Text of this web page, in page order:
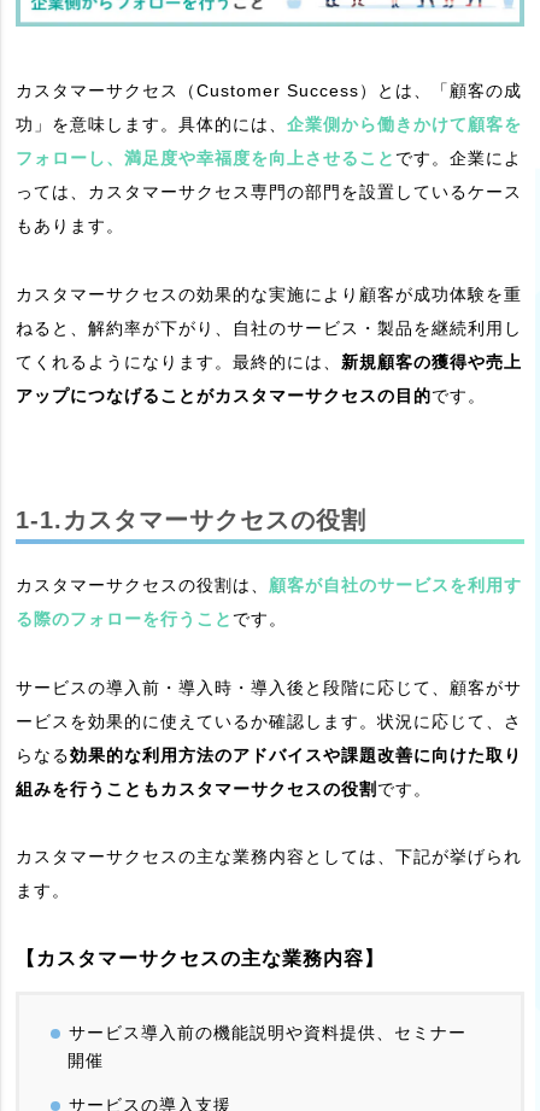
カスタマーサクセス（Customer Success）とは、「顧客の成
功」を意味します。具体的には、企業側から働きかけて顧客を
フォローし、満足度や幸福度を向上させること です。企業によ
っては、カスタマーサクセス専門の部門を設置しているケース
もあります。
カスタマーサクセスの効果的な実施により顧客が成功体験を重
ねると、解約率が下がり、自社のサービス・製品を継続利用し
てくれるようになります。最終的には、 新規顧客の獲得や売上
アップにつなげることがカスタマーサクセスの目的です。
1-1.カスタマーサクセスの役割
カスタマーサクセスの役割は、 顧客が自社のサービスを利用す
る際のフォローを行うこと です。
サービスの導入前・導入時・導入後と段階に応じて、顧客がサ
ービスを効果的に使えているか確認します。状況に応じて、さ
らなる効果的な利用方法のアドバイスや課題改善に向けた取り
組みを行うこともカスタマーサクセスの役割 です。
カスタマーサクセスの主な業務内容としては、下記が挙げられ
ます。
【カスタマーサクセスの主な業務内容】
サービス導入前の機能説明や資料提供、セミナー
開催
サービスの導入支援